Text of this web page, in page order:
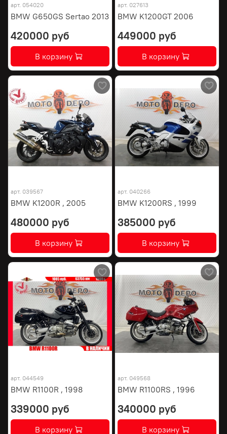
арт. 054020
BMW G650GS Sertao 2013
420000 руб
В корзину
арт. 027613
BMW K1200GT 2006
449000 руб
В корзину
арт. 039567
BMW K1200R , 2005
480000 руб
В корзину
арт. 040266
BMW K1200RS , 1999
385000 руб
В корзину
арт. 044549
BMW R1100R , 1998
339000 руб
В корзину
арт. 049568
BMW R1100RS , 1996
340000 руб
В корзину